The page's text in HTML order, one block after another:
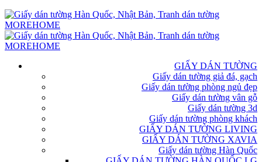
GIẤY DÁN TƯỜNG
Giấy dán tường giả đá, gạch
Giấy dán tường phòng ngủ đẹp
Giấy dán tường vân gỗ
Giấy dán tường 3d
Giấy dán tường phòng khách
GIẤY DÁN TƯỜNG LIVING
GIẤY DÁN TƯỜNG XAVIA
Giấy dán tường Hàn Quốc